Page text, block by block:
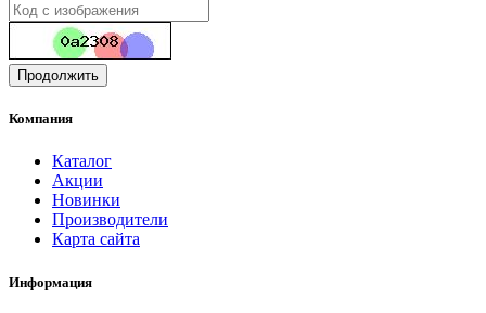
Продолжить
Компания
Каталог
Акции
Новинки
Производители
Карта сайта
Информация